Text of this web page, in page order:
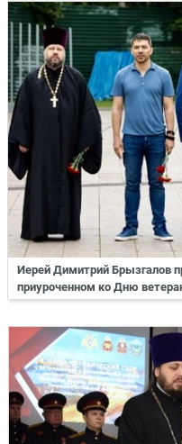
Иерей Димитрий Брызгалов
приуроченном ко Дню